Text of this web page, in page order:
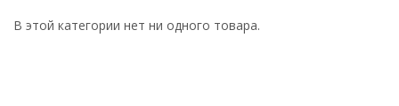
В этой категории нет ни одного товара.